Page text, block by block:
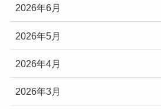
2026年6月
2026年5月
2026年4月
2026年3月